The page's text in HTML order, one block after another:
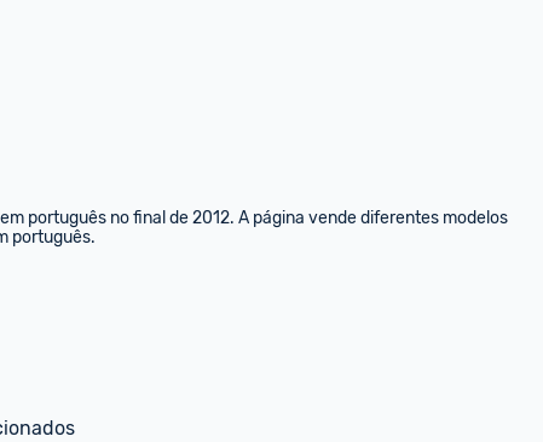
português no final de 2012. A página vende diferentes modelos
português.